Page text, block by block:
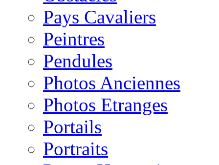
Pays Cavaliers
Peintres
Pendules
Photos Anciennes
Photos Etranges
Portails
Portraits